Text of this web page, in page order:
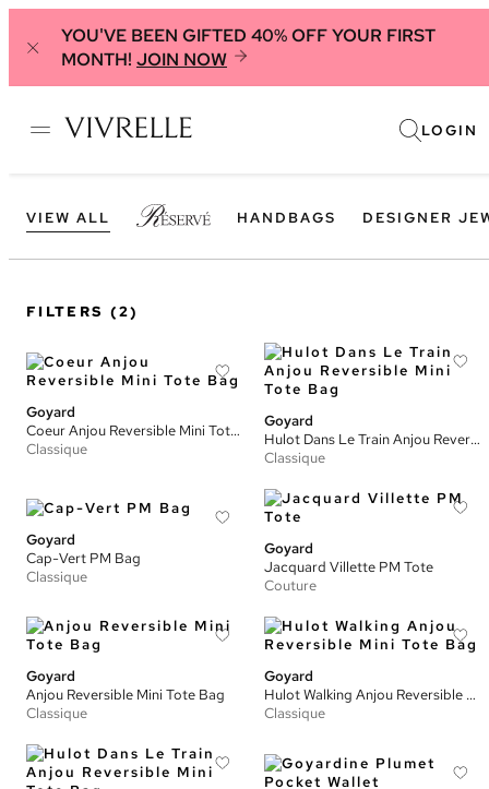
YOU'VE BEEN GIFTED 40% OFF YOUR FIRST
MONTH! JOIN NOW
LOGIN
VIEW ALL HANDBAGS DESIGNER
FILTERS (2)
Goyard
Coeur Anjou Reversible Mini Tote Bag
Classique
Goyard
Hulot Dans Le Train Anjou Reversible Mini Tote Bag
Classique
Goyard
Cap-Vert PM Bag
Classique
Goyard
Jacquard Villette PM Tote
Couture
Goyard
Anjou Reversible Mini Tote Bag
Classique
Goyard
Hulot Walking Anjou Reversible Mini Tote Bag
Classique